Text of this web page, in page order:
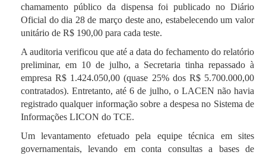
chamamento público da dispensa foi publicado no Diário
Oficial do dia 28 de março deste ano, estabelecendo um valor
unitário de R$ 190,00 para cada teste.
A auditoria verificou que até a data do fechamento do relatório
preliminar, em 10 de julho, a Secretaria tinha repassado à
empresa R$ 1.424.050,00 (quase 25% dos R$ 5.700.000,00
contratados). Entretanto, até 6 de julho, o LACEN não havia
registrado qualquer informação sobre a despesa no Sistema de
Informações LICON do TCE.
Um levantamento efetuado pela equipe técnica em sites
governamentais, levando em conta consultas a bases de